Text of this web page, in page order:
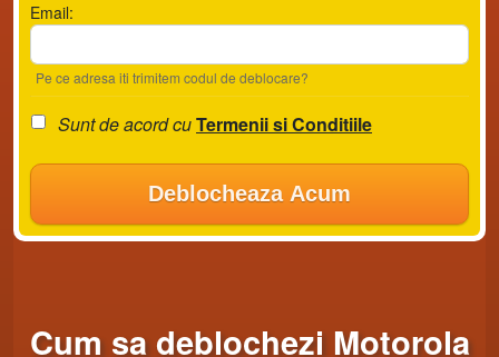
Email:
Pe ce adresa iti trimitem codul de deblocare?
Sunt de acord cuTermenii si Conditiile
Deblocheaza Acum
Cum sa deblochezi Motorola